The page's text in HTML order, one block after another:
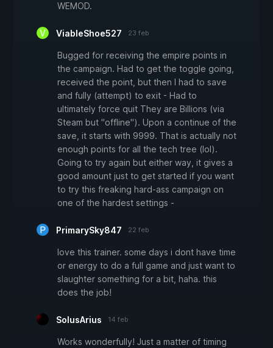
WEMOD.
ViableShoe527 23 feb
Bugged for receiving the empire points in
the campaign. Had to get the toggle going,
received the point, but then I had to save
and fully (attempt) to exit - Had to
ultimately force quit They are Billions (via
Steam but "offline"). Upon a continue of the
save, it starts with 9999. That is actually not
enough points for all the tech tree (lol).
Going to try again but either way, it gives a
good amount just to get started if you want
to try this freaking hard-ass campaign on
one of the hardest settings -
PrimarySky847 22 feb
love this trainer. some days i dont have time
or energy to do a full game and just want to
slaughter something for a bit, haha. this
does the job!
SolusArius 14 feb
Works wonderfully! Just a matter of timing